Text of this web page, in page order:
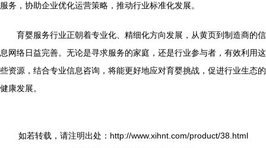
服务，协助企业优化运营策略，推动行业标准化发展。
育婴服务行业正朝着专业化、精细化方向发展，从黄页到制造商的信
息网络日益完善。无论是寻求服务的家庭，还是行业参与者，有效利用这
些资源，结合专业信息咨询，将能更好地应对育婴挑战，促进行业生态的
健康发展。
如若转载，请注明出处：http://www.xihnt.com/product/38.html